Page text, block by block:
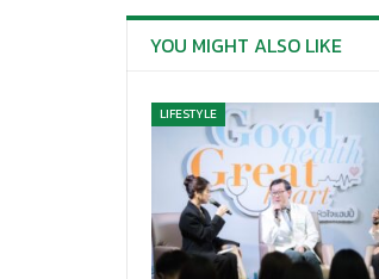
YOU MIGHT ALSO LIKE
LIFESTYLE